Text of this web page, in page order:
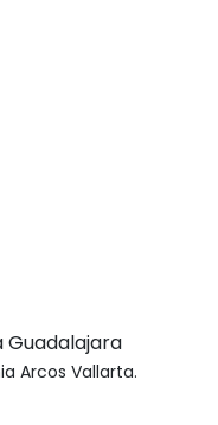
Guadalajara
Arcos Vallarta.